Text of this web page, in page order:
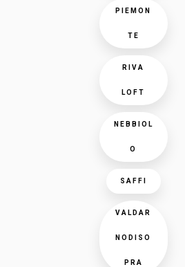
PIEMON
TE
RIVA
LOFT
NEBBIOL
O
SAFFI
VALDAR
NODISO
PRA